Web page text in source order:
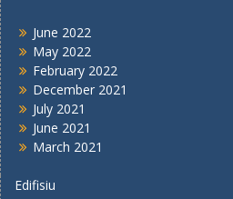
June 2022
May 2022
February 2022
December 2021
July 2021
June 2021
March 2021
Edifisiu